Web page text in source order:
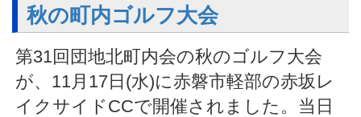
秋の町内ゴルフ大会
第31回団地北町内会の秋のゴルフ大会
が、11月17日(水)に赤磐市軽部の赤坂レ
イクサイドCCで開催されました。当日